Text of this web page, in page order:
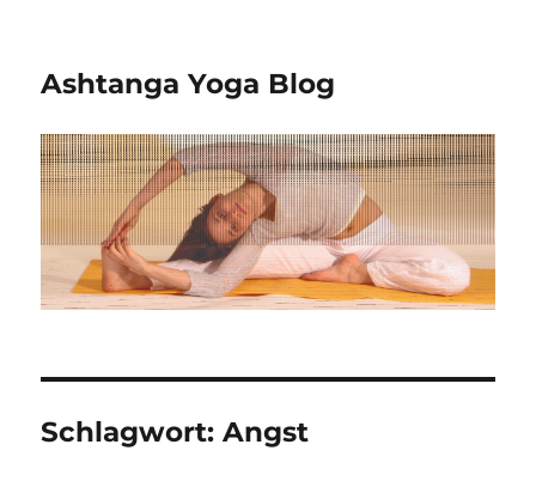
Ashtanga Yoga Blog
Schlagwort:Angst